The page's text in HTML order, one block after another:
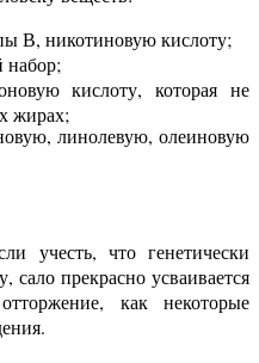
В, никотиновую кислоту;
кислоту, которая не
жирах;
линолевую, олеиновую
учесть, что генетически
сало прекрасно усваивается
как некоторые